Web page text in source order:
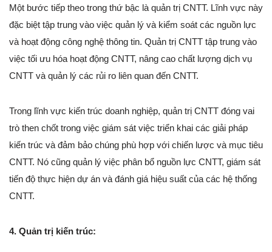
Một bước tiếp theo trong thứ bậc là quản trị CNTT. Lĩnh vực này
đặc biệt tập trung vào việc quản lý và kiểm soát các nguồn lực
và hoạt động công nghệ thông tin. Quản trị CNTT tập trung vào
việc tối ưu hóa hoạt động CNTT, nâng cao chất lượng dịch vụ
CNTT và quản lý các rủi ro liên quan đến CNTT.
Trong lĩnh vực kiến trúc doanh nghiệp, quản trị CNTT đóng vai
trò then chốt trong việc giám sát việc triển khai các giải pháp
kiến trúc và đảm bảo chúng phù hợp với chiến lược và mục tiêu
CNTT. Nó cũng quản lý việc phân bổ nguồn lực CNTT, giám sát
tiến độ thực hiện dự án và đánh giá hiệu suất của các hệ thống
CNTT.
4. Quản trị kiến trúc: